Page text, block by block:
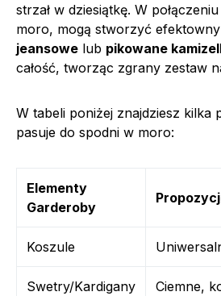
strzał w dziesiątkę. W
moro, mogą stworzyć
jeansowe lub pikowane
całość, tworząc zgrany zestaw
W tabeli poniżej znajdziesz kilka
pasuje do spodni w moro:
Elementy
Garderoby
Koszule
Swetry/Kardigany Ciemne,